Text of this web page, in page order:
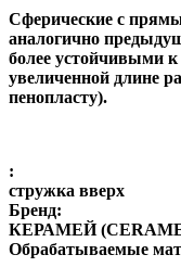
Сферические с
аналогично
более устойчивыми
увеличенной длине
пенопласту).
:
стружка вверх
Бренд:
КЕРАМЕЙ
Обрабатываемые